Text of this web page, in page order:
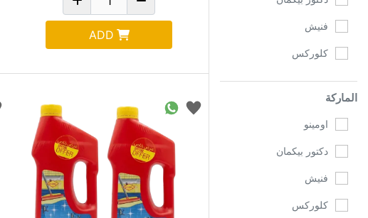
فنيش
كلوركس
الماركة
اومينو
دكتور بيكمان
فنيش
كلوركس
ADD